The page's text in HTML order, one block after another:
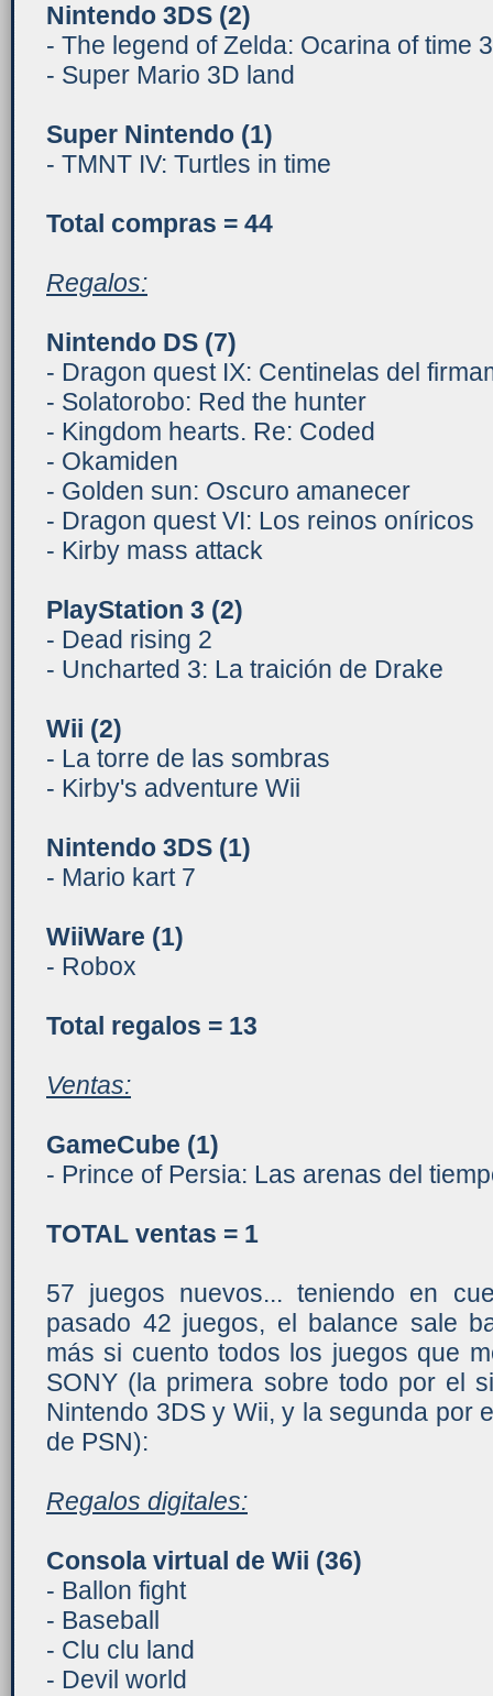
Nintendo 3DS (2)
- The legend of Zelda: Ocarina of time
- Super Mario 3D land
Super Nintendo (1)
- TMNT IV: Turtles in time
Total compras = 44
Regalos:
Nintendo DS (7)
- Dragon quest IX: Centinelas del
- Solatorobo: Red the hunter
- Kingdom hearts. Re: Coded
- Okamiden
- Golden sun: Oscuro amanecer
- Dragon quest VI: Los reinos oníricos
- Kirby mass attack
PlayStation 3 (2)
- Dead rising 2
- Uncharted 3: La traición de Drake
Wii (2)
- La torre de las sombras
- Kirby's adventure Wii
Nintendo 3DS (1)
- Mario kart 7
WiiWare (1)
- Robox
Total regalos = 13
Ventas:
GameCube (1)
- Prince of Persia: Las arenas del
TOTAL ventas = 1
57 juegos nuevos... teniendo en
pasado 42 juegos, el balance sale
más si cuento todos los juegos que
SONY (la primera sobre todo por el
Nintendo 3DS y Wii, y la segunda por
de PSN):
Regalos digitales:
Consola virtual de Wii (36)
- Ballon fight
- Baseball
- Clu clu land
- Devil world